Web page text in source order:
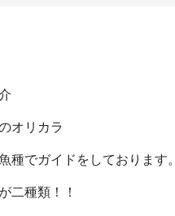
オリカラ
種でガイドをしております。
二種類！！